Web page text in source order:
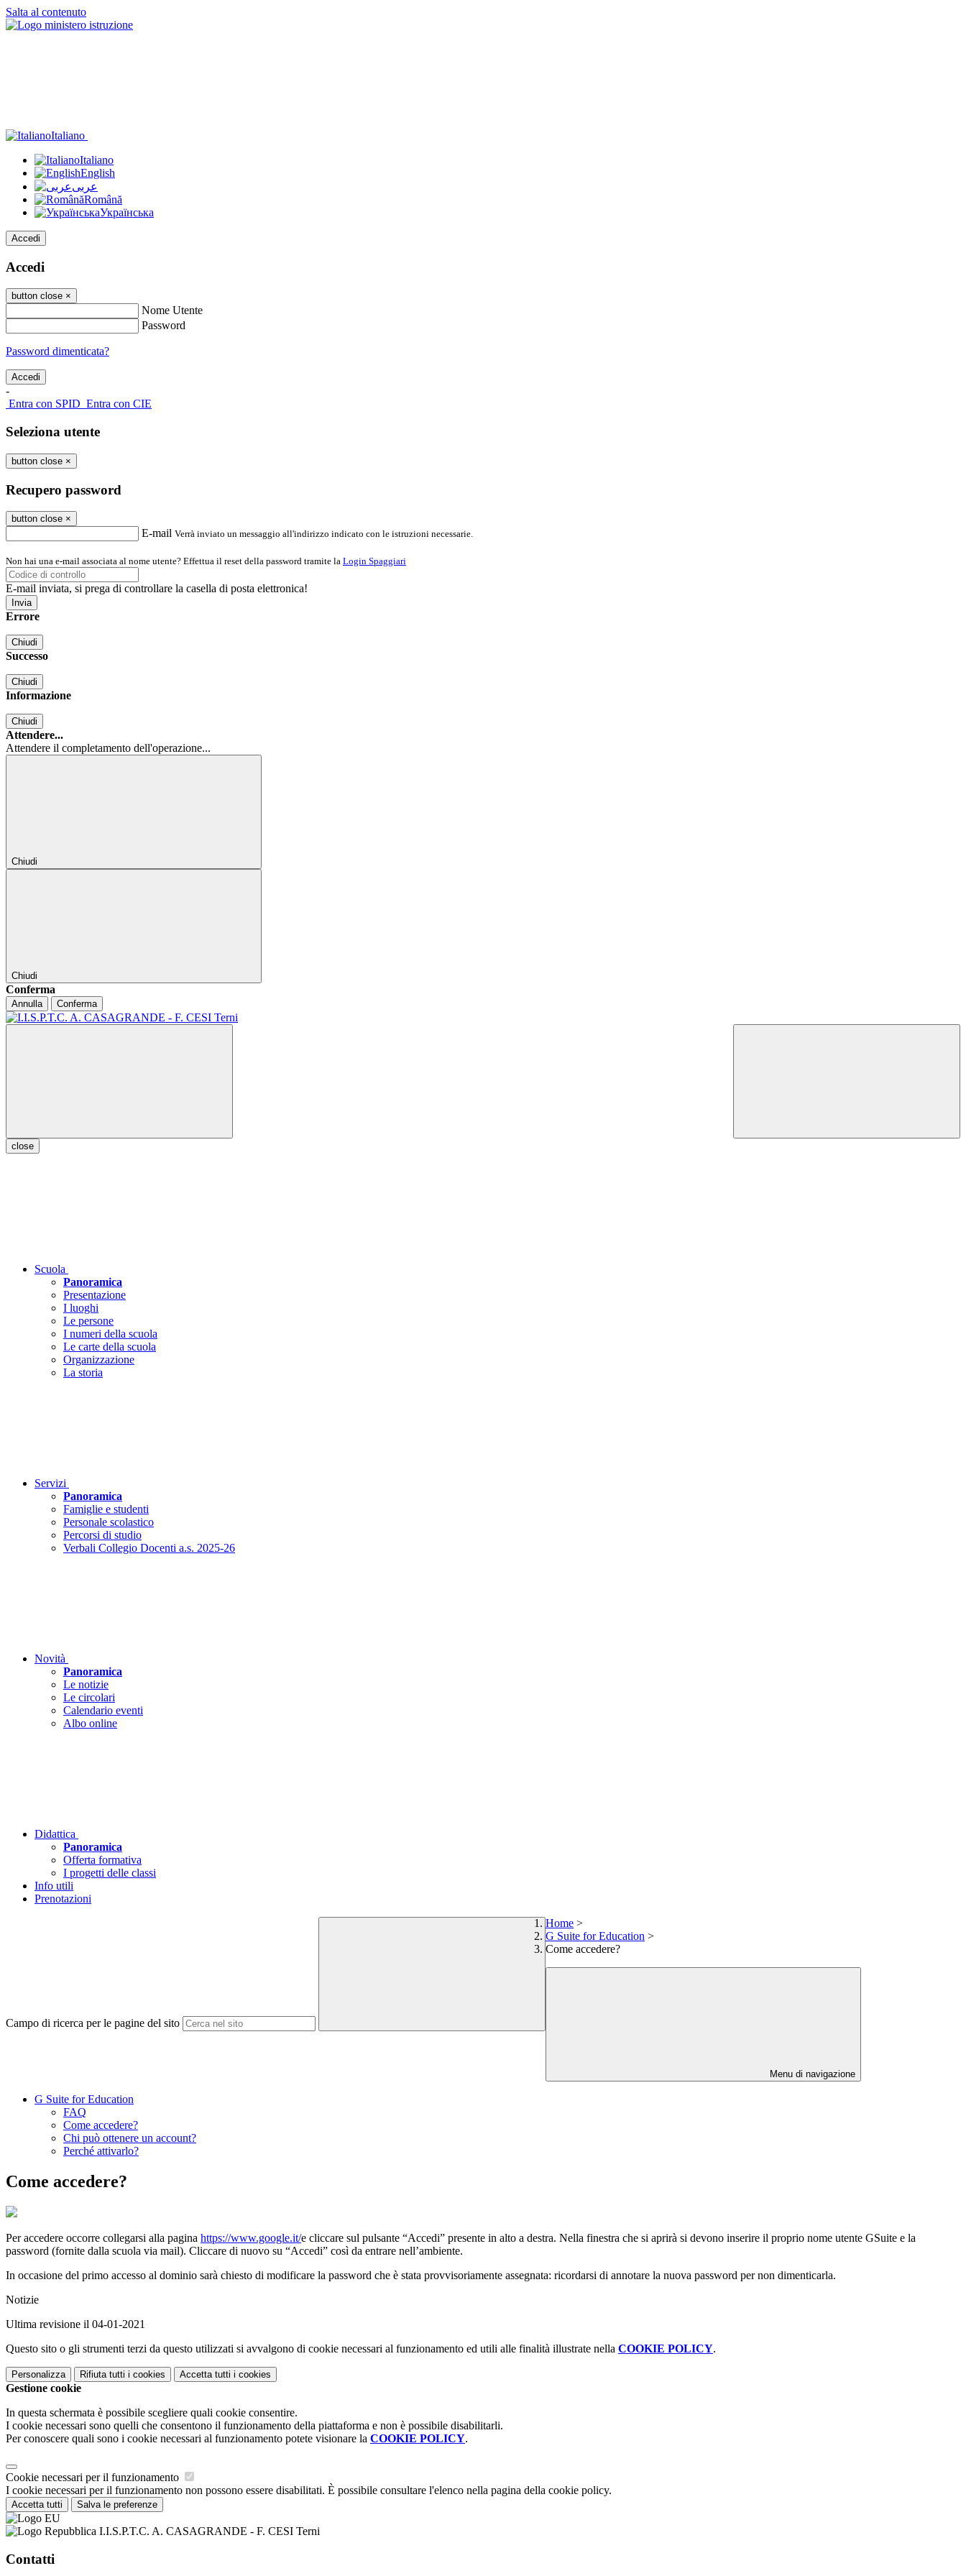
Salta al contenuto
Italiano
Italiano
English
عربى
Română
Українська
Accedi
Accedi
button close ×
Nome Utente
Password
Password dimenticata?
-
Entra con SPID Entra con CIE
Seleziona utente
button close ×
Recupero password
button close ×
E-mail Verrà inviato un messaggio all'indirizzo indicato con le istruzioni necessarie.
Non hai una e-mail associata al nome utente? Effettua il reset della password tramite la Login Spaggiari
E-mail inviata, si prega di controllare la casella di posta elettronica!
Errore
Chiudi
Successo
Chiudi
Informazione
Chiudi
Attendere...
Attendere il completamento dell'operazione...
Chiudi
Chiudi
Conferma
Annulla Conferma
close
Scuola
Panoramica
Presentazione
I luoghi
Le persone
I numeri della scuola
Le carte della scuola
Organizzazione
La storia
Servizi
Panoramica
Famiglie e studenti
Personale scolastico
Percorsi di studio
Verbali Collegio Docenti a.s. 2025-26
Novità
Panoramica
Le notizie
Le circolari
Calendario eventi
Albo online
Didattica
Panoramica
Offerta formativa
I progetti delle classi
Info utili
Prenotazioni
Campo di ricerca per le pagine del sito
Home >
G Suite for Education >
Come accedere?
Menu di navigazione
G Suite for Education
FAQ
Come accedere?
Chi può ottenere un account?
Perché attivarlo?
Come accedere?
Per accedere occorre collegarsi alla pagina https://www.google.it/e cliccare sul pulsante “Accedi” presente in alto a destra. Nella finestra che si aprirà si devono inserire il proprio nome utente GSuite e la
password (fornite dalla scuola via mail). Cliccare di nuovo su “Accedi” così da entrare nell’ambiente.
In occasione del primo accesso al dominio sarà chiesto di modificare la password che è stata provvisoriamente assegnata: ricordarsi di annotare la nuova password per non dimenticarla.
Notizie
Ultima revisione il 04-01-2021
Questo sito o gli strumenti terzi da questo utilizzati si avvalgono di cookie necessari al funzionamento ed utili alle finalità illustrate nella COOKIE POLICY.
Personalizza Rifiuta tutti i cookies Accetta tutti i cookies
Gestione cookie
In questa schermata è possibile scegliere quali cookie consentire.
I cookie necessari sono quelli che consentono il funzionamento della piattaforma e non è possibile disabilitarli.
Per conoscere quali sono i cookie necessari al funzionamento potete visionare la COOKIE POLICY.
Cookie necessari per il funzionamento
I cookie necessari per il funzionamento non possono essere disabilitati. È possibile consultare l'elenco nella pagina della cookie policy.
Accetta tutti Salva le preferenze
I.I.S.P.T.C. A. CASAGRANDE - F. CESI Terni
Contatti